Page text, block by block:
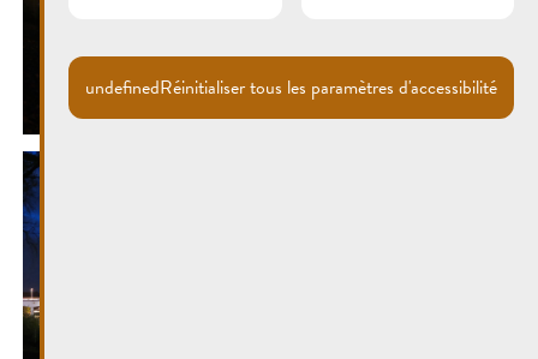
undefinedRéinitialiser tous les paramètres d'accessibilité